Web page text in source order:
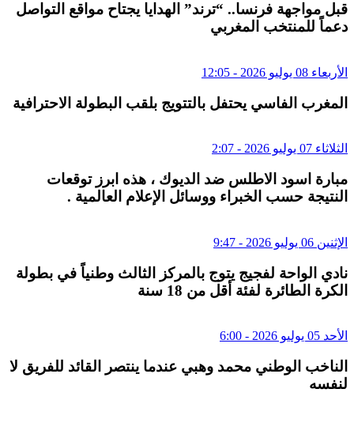
قبل مواجهة فرنسا.. “ترند” الهدايا يجتاح مواقع التواصل
دعماً للمنتخب المغربي
الأربعاء 08 يوليو 2026 - 12:05
المغرب الفاسي يحتفل بالتتويج بلقب البطولة الاحترافية
الثلاثاء 07 يوليو 2026 - 2:07
مبارة اسود الاطلس ضد الديوك ، هذه ابرز توقعات
النتيجة حسب الخبراء ووسائل الإعلام العالمية .
الإثنين 06 يوليو 2026 - 9:47
نادي الواحة لفجيج يتوج بالمركز الثالث وطنياً في بطولة
الكرة الطائرة لفئة أقل من 18 سنة
الأحد 05 يوليو 2026 - 6:00
الناخب الوطني محمد وهبي عندما ينتصر القائد للفريق لا
لنفسه